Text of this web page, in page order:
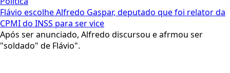
Flávio escolhe Alfredo Gaspar, deputado que foi relator da
CPMI do INSS para ser vice
Após ser anunciado, Alfredo discursou e afrmou ser
"soldado" de Flávio".